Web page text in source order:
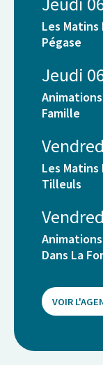
Les Matins
Pégase
Jeudi
Famille
Les Matins
Tilleuls
Dans La
VOIR